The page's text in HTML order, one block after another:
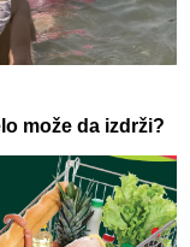
može da izdrži?